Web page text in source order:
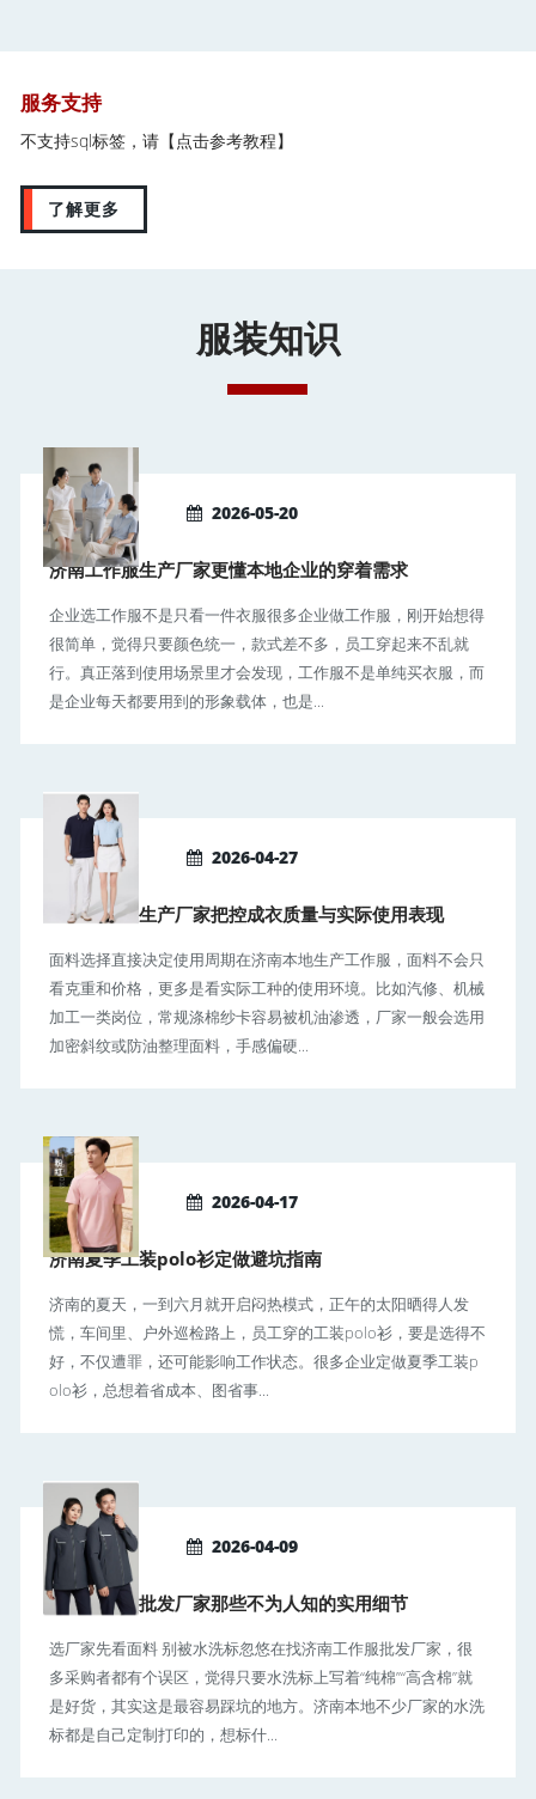
服务支持
不支持sql标签，请 【点击参考教程】
了解更多
服装知识
2026-05-20
济南工作服生产厂家更懂本地企业的穿着需求
企业选工作服不是只看一件衣服很多企业做工作服，刚开始想得
很简单，觉得只要颜色统一，款式差不多，员工穿起来不乱就
行。真正落到使用场景里才会发现，工作服不是单纯买衣服，而
是企业每天都要用到的形象载体，也是...
2026-04-27
济南工作服生产厂家把控成衣质量与实际使用表现
面料选择直接决定使用周期在济南本地生产工作服，面料不会只
看克重和价格，更多是看实际工种的使用环境。比如汽修、机械
加工一类岗位，常规涤棉纱卡容易被机油渗透，厂家一般会选用
加密斜纹或防油整理面料，手感偏硬...
2026-04-17
济南夏季工装polo衫定做避坑指南
济南的夏天，一到六月就开启闷热模式，正午的太阳晒得人发
慌，车间里、户外巡检路上，员工穿的工装polo衫，要是选得不
好，不仅遭罪，还可能影响工作状态。很多企业定做夏季工装p
olo衫，总想着省成本、图省事...
2026-04-09
济南工作服批发厂家那些不为人知的实用细节
选厂家先看面料 别被水洗标忽悠在找济南工作服批发厂家，很
多采购者都有个误区，觉得只要水洗标上写着“纯棉”“高含棉”就
是好货，其实这是最容易踩坑的地方。济南本地不少厂家的水洗
标都是自己定制打印的，想标什...